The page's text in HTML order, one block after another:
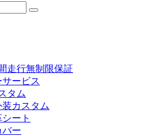
走行無制限保証
ービス
タム
カスタム
ート
バー